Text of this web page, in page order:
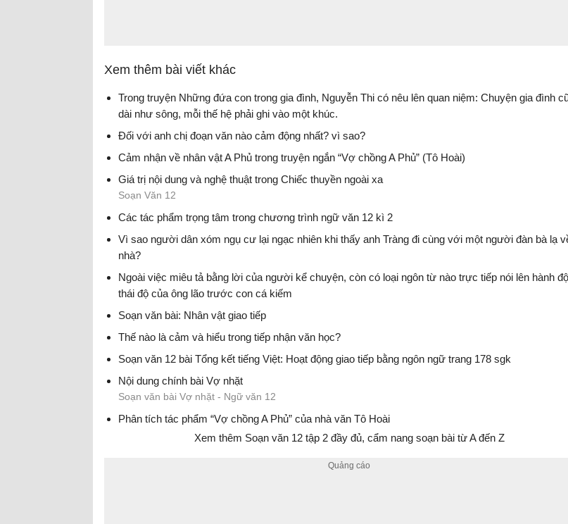
Xem thêm bài viết khác
Trong truyện Những đứa con trong gia đình, Nguyễn Thi có nêu lên quan niệm: Chuyện gia đình
dài như sông, mỗi thế hệ phải ghi vào một khúc.
Đối với anh chị đoạn văn nào cảm động nhất? vì sao?
Cảm nhận về nhân vật A Phủ trong truyện ngắn “Vợ chồng A Phủ” (Tô Hoài)
Giá trị nội dung và nghệ thuật trong Chiếc thuyền ngoài xa
Soạn Văn 12
Các tác phẩm trọng tâm trong chương trình ngữ văn 12 kì 2
Vì sao người dân xóm ngụ cư lại ngạc nhiên khi thấy anh Tràng đi cùng với một người đàn bà lạ
nhà?
Soạn văn bài Vợ nhặt - Ngữ văn 12
Ngoài việc miêu tả bằng lời của người kể chuyện, còn có loại ngôn từ nào trực tiếp nói lên hành
thái độ của ông lão trước con cá kiếm
Soạn văn bài: Nhân vật giao tiếp
Thế nào là cảm và hiểu trong tiếp nhận văn học?
Soạn văn 12 bài Tổng kết tiếng Việt: Hoạt động giao tiếp bằng ngôn ngữ trang 178 sgk
Nội dung chính bài Vợ nhặt
Soạn văn bài Vợ nhặt - Ngữ văn 12
Phân tích tác phẩm “Vợ chồng A Phủ” của nhà văn Tô Hoài
Xem thêm Soạn văn 12 tập 2 đầy đủ, cẩm nang soạn bài từ A đến Z